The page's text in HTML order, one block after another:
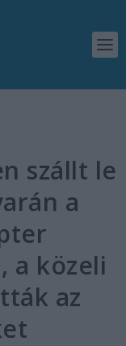
szállt le
a
a közeli
az